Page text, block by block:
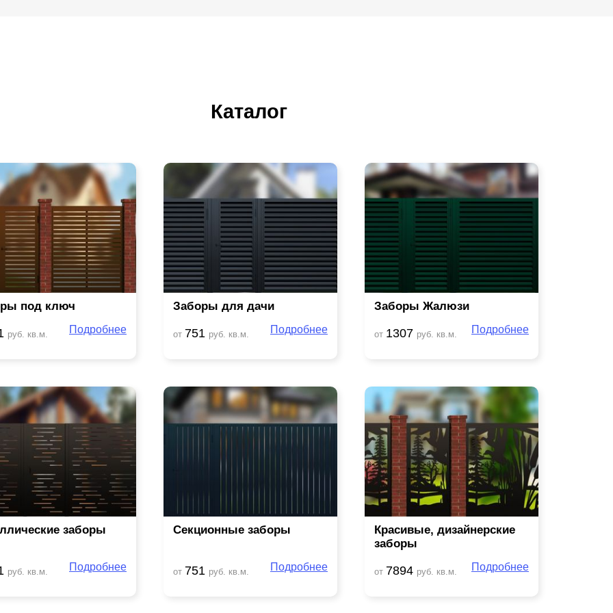
Каталог
под ключ
руб. кв.м. Подробнее
Заборы для дачи
от 751 руб. кв.м. Подробнее
Заборы Жалюзи
от 1307 руб. кв.м. Подробнее
заборы
руб. кв.м. Подробнее
Секционные заборы
от 751 руб. кв.м. Подробнее
Красивые, дизайнерские
заборы
от 7894 руб. кв.м. Подробнее